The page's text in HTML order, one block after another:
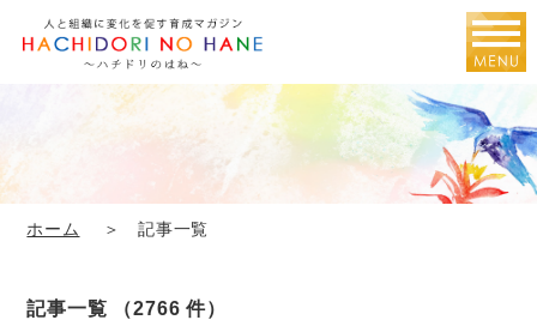
ホーム ＞ 記事一覧
記事一覧 （2766 件）